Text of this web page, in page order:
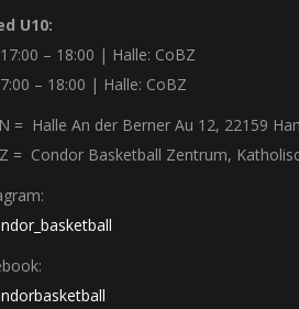
U10:
17:00 – 18:00 | Halle: CoBZ
– 18:00 | Halle: CoBZ
= Halle An der Berner Au 12, 22159
= Condor Basketball Zentrum,